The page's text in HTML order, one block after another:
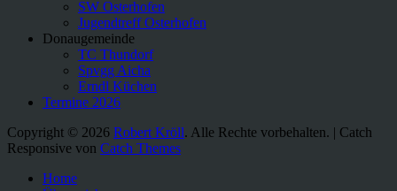
SW Osterhofen
Jugendtreff Osterhofen
Donaugemeinde
TC Thundorf
Spvgg Aicha
Erndl Küchen
Termine 2026
Copyright © 2026 Robert Kröll. Alle Rechte vorbehalten. | Catch
Responsive von Catch Themes
oben
Home